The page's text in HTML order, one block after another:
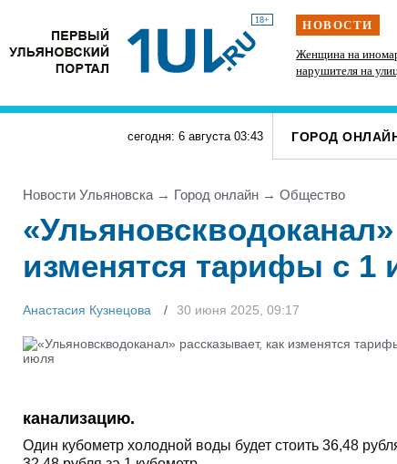
18+ НОВОСТИ
Девушка из Ульяновской области оказалась в
больнице после поездки на мопеде
Женщина на
нарушителя на
сегодня: 6 августа 03:43 ГОРОД
Новости Ульяновска → Город онлайн → Общество
изменятся тарифы с 1
Анастасия Кузнецова 30 июня 2025, 09:17
канализацию.
Один кубометр холодной воды будет стоить 36,48